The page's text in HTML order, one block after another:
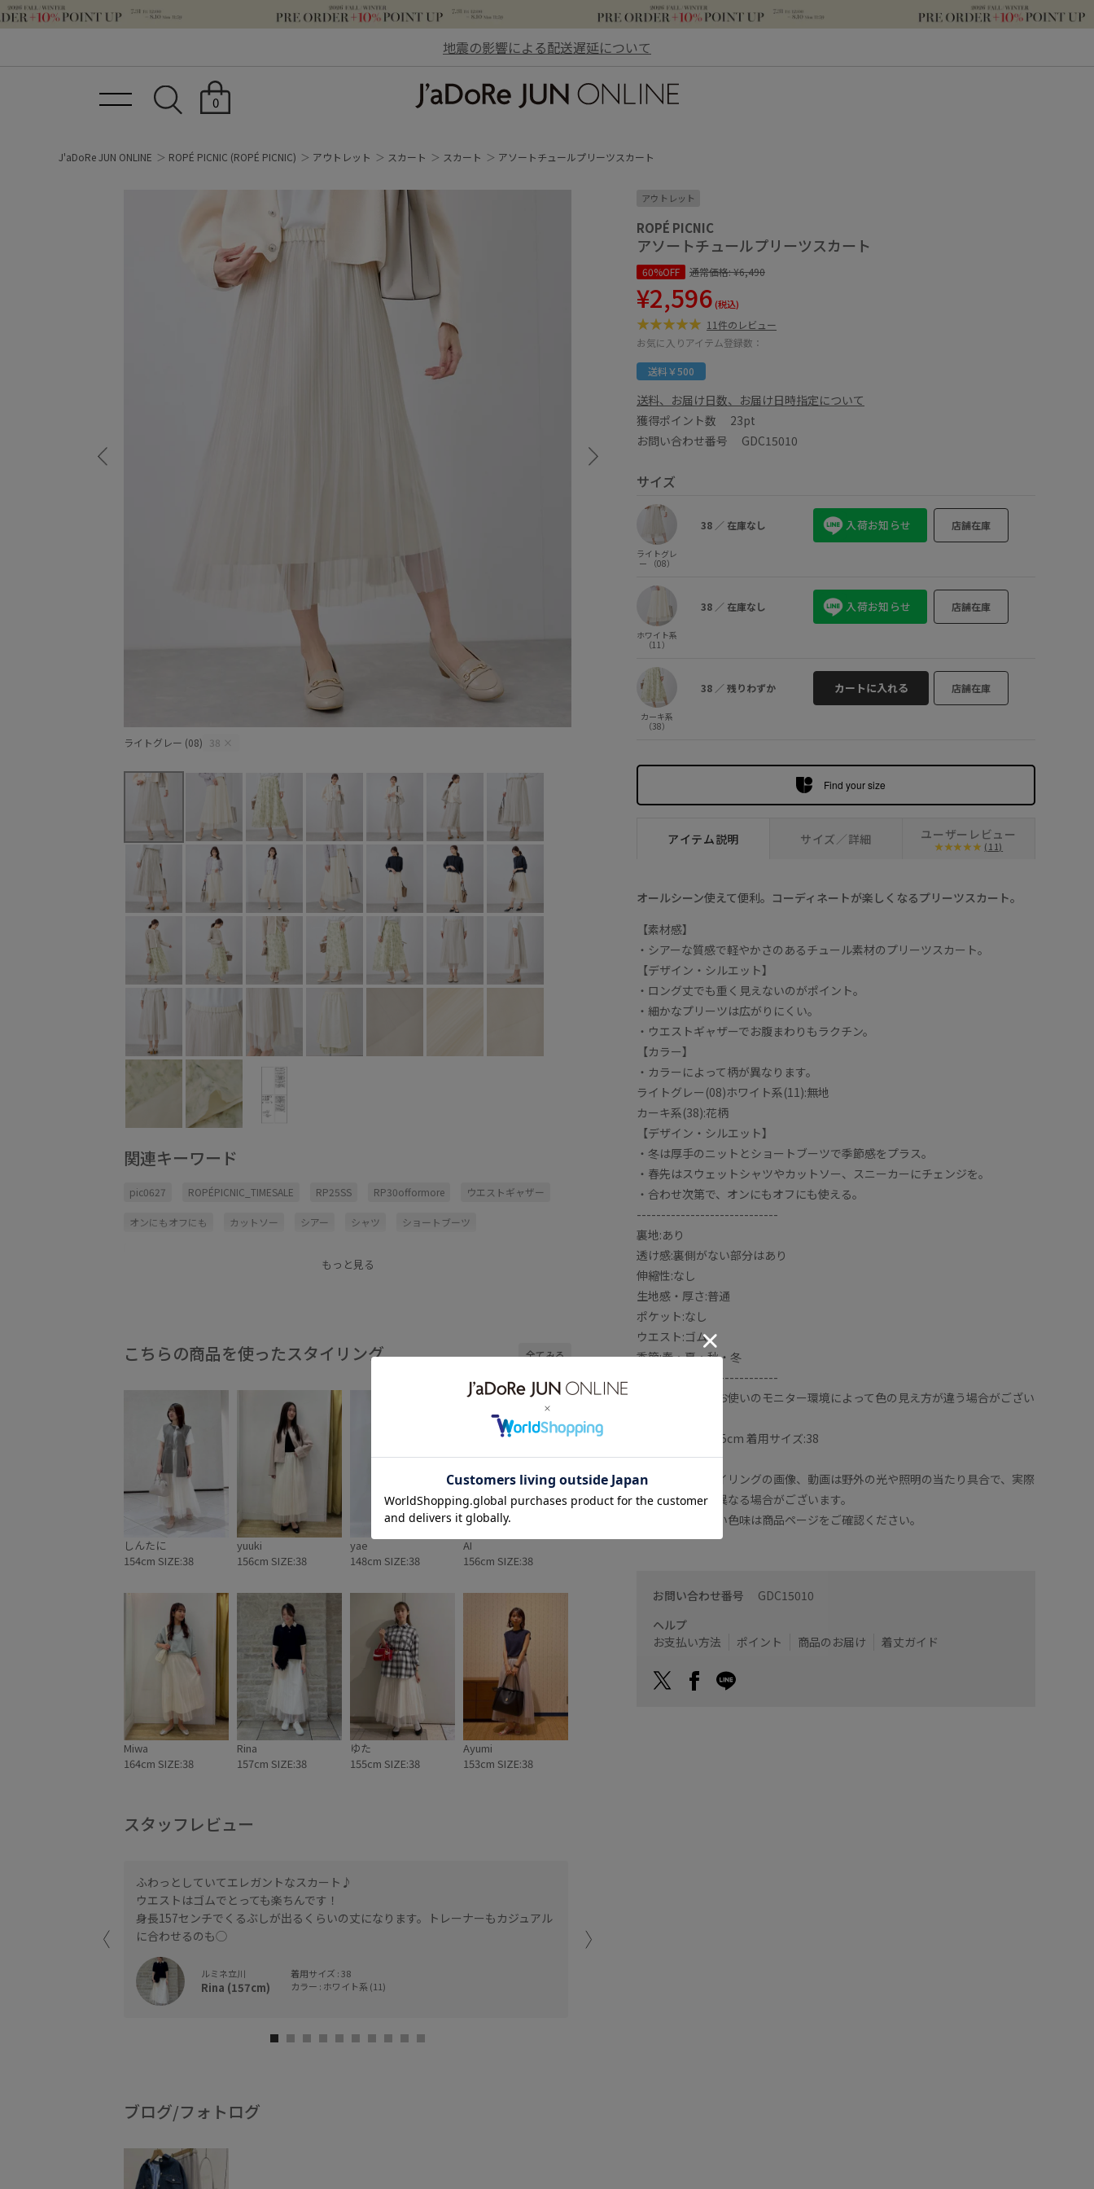
地震の影響による配送遅延について
0
J'aDoRe JUN ONLINE ROPÉ PICNIC (ROPÉ PICNIC) アウトレット スカート スカート アソートチュールプリーツスカート
ライトグレー (08) 38 ×
関連キーワード
pic0627 ROPÉPICNIC_TIMESALE RP25SS RP30offormore ウエストギャザー
オンにもオフにも カットソー シアー シャツ ショートブーツ
もっと見る
こちらの商品を使ったスタイリング 全てみる
しんたに
154cm SIZE:38
yuuki
156cm SIZE:38
yae
148cm SIZE:38
AI
156cm SIZE:38
Miwa
164cm SIZE:38
Rina
157cm SIZE:38
ゆた
155cm SIZE:38
Ayumi
153cm SIZE:38
スタッフレビュー
ふわっとしていてエレガントなスカート♪
ウエストはゴムでとっても楽ちんです！
身長157センチでくるぶしが出るくらいの丈になります。トレーナーもカジュアル
に合わせるのも◯
ルミネ立川
Rina (157cm)
着用サイズ : 38
カラー : ホワイト系 (11)
便利です！
ブログ/フォトログ
アウトレット
ROPÉ PICNIC
アソートチュールプリーツスカート
60%OFF 通常価格:¥6,490
¥2,596 (税込)
11件のレビュー
お気に入りアイテム登録数：
送料￥500
送料、お届け日数、お届け日時指定について
獲得ポイント数 23pt
お問い合わせ番号 GDC15010
サイズ
ライトグレ
ー （08）
38 ／ 在庫なし 入荷お知らせ 店舗在庫
ホワイト系
（11）
38 ／ 在庫なし 入荷お知らせ 店舗在庫
カーキ系
（38）
38 ／残りわずか カートに入れる 店舗在庫
Find your size
アイテム説明 サイズ／詳細 ユーザーレビュー
(11)
オールシーン使えて便利。コーディネートが楽しくなるプリーツスカート。
【素材感】
・シアーな質感で軽やかさのあるチュール素材のプリーツスカート。
【デザイン・シルエット】
・ロング丈でも重く見えないのがポイント。
・細かなプリーツは広がりにくい。
・ウエストギャザーでお腹まわりもラクチン。
【カラー】
・カラーによって柄が異なります。
ライトグレー(08)ホワイト系(11):無地
カーキ系(38):花柄
【デザイン・シルエット】
・冬は厚手のニットとショートブーツで季節感をプラス。
・春先はスウェットシャツやカットソー、スニーカーにチェンジを。
・合わせ次第で、オンにもオフにも使える。
-----------------------------
裏地:あり
透け感:裏側がない部分はあり
伸縮性:なし
生地感・厚さ:普通
ポケット:なし
ウエスト:ゴム
季節:春・夏・秋・冬
-----------------------------
※撮影時の光、お使いのモニター環境によって色の見え方が違う場合がござい
※モデル身長:165cm 着用サイズ:38
※スタッフスタイリングの画像、動画は野外の光や照明の当たり具合で、実際
の商品の色味と異なる場合がございます。
実際の商品に近い色味は商品ページをご確認ください。
お問い合わせ番号 GDC15010
ヘルプ
お支払い方法
ポイント 商品のお届け 着丈ガイド